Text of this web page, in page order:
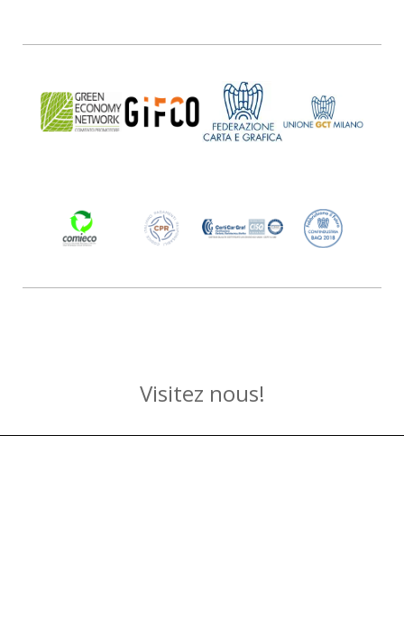
Visitez nous!